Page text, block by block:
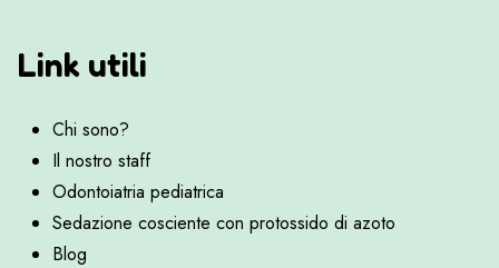
Link utili
Chi sono?
Il nostro staff
Odontoiatria pediatrica
Sedazione cosciente con protossido di azoto
Blog